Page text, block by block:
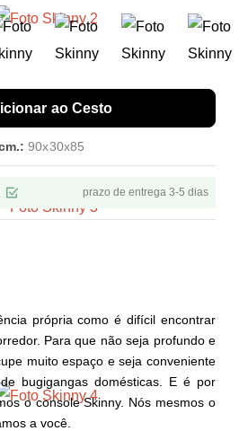
90x30x85
prazo de entrega 3-5 dias
ao Cesto
própria como é difícil encontrar
Para que não seja profundo e
muito espaço e seja conveniente
bugigangas domésticas. E é por
o console Skinny. Nós mesmos o
a você.